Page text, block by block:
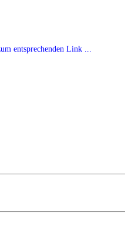
entsprechenden Link ...